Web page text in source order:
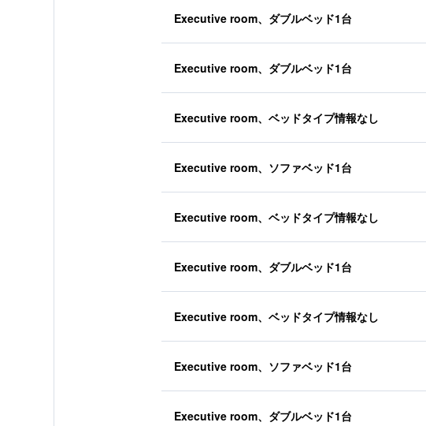
Executive room、ダブルベッド1台
Executive room、ダブルベッド1台
Executive room、ベッドタイプ情報なし
Executive room、ソファベッド1台
Executive room、ベッドタイプ情報なし
Executive room、ダブルベッド1台
Executive room、ベッドタイプ情報なし
Executive room、ソファベッド1台
Executive room、ダブルベッド1台